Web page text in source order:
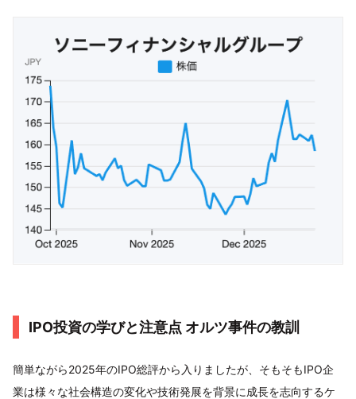
IPO投資の学びと注意点 オルツ事件の教訓
簡単ながら2025年のIPO総評から入りましたが、そもそもIPO企
業は様々な社会構造の変化や技術発展を背景に成長を志向するケ